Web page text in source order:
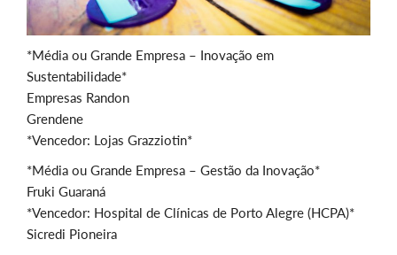
*Média ou Grande Empresa – Inovação em
Sustentabilidade*
Empresas Randon
Grendene
*Vencedor: Lojas Grazziotin*
*Média ou Grande Empresa – Gestão da Inovação*
Fruki Guaraná
*Vencedor: Hospital de Clínicas de Porto Alegre (HCPA)*
Sicredi Pioneira